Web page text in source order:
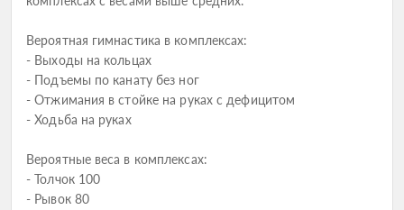
Вероятная гимнастика в комплексах:
- Выходы на кольцах
- Подъемы по канату без ног
- Отжимания в стойке на руках с дефицитом
- Ходьба на руках
Вероятные веса в комплексах:
- Толчок 100
- Рывок 80